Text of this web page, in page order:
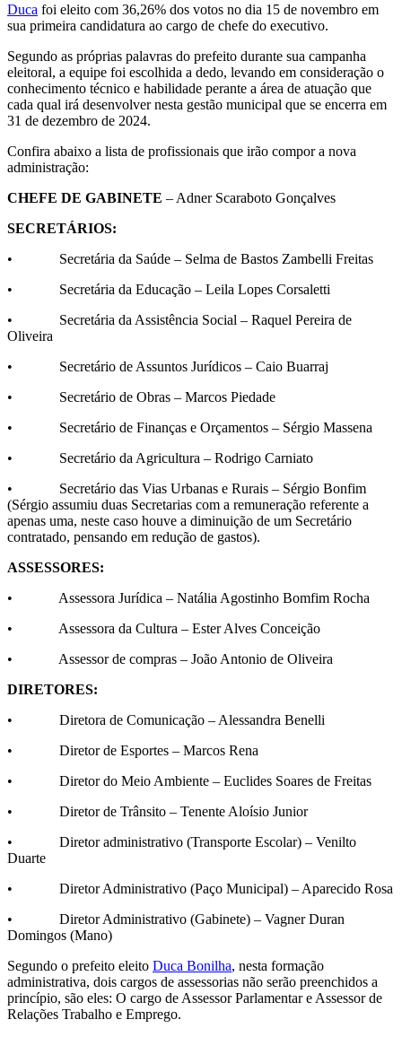
Duca foi eleito com 36,26% dos votos no dia 15 de novembro em
sua primeira candidatura ao cargo de chefe do executivo.
Segundo as próprias palavras do prefeito durante sua campanha
eleitoral, a equipe foi escolhida a dedo, levando em consideração o
conhecimento técnico e habilidade perante a área de atuação que
cada qual irá desenvolver nesta gestão municipal que se encerra em
31 de dezembro de 2024.
Confira abaixo a lista de profissionais que irão compor a nova
administração:
CHEFE DE GABINETE – Adner Scaraboto Gonçalves
SECRETÁRIOS:
• Secretária da Saúde – Selma de Bastos Zambelli Freitas
• Secretária da Educação – Leila Lopes Corsaletti
• Secretária da Assistência Social – Raquel Pereira de
Oliveira
• Secretário de Assuntos Jurídicos – Caio Buarraj
• Secretário de Obras – Marcos Piedade
• Secretário de Finanças e Orçamentos – Sérgio Massena
• Secretário da Agricultura – Rodrigo Carniato
• Secretário das Vias Urbanas e Rurais – Sérgio Bonfim
(Sérgio assumiu duas Secretarias com a remuneração referente a
apenas uma, neste caso houve a diminuição de um Secretário
contratado, pensando em redução de gastos).
ASSESSORES:
• Assessora Jurídica – Natália Agostinho Bomfim Rocha
• Assessora da Cultura – Ester Alves Conceição
• Assessor de compras – João Antonio de Oliveira
DIRETORES:
• Diretora de Comunicação – Alessandra Benelli
• Diretor de Esportes – Marcos Rena
• Diretor do Meio Ambiente – Euclides Soares de Freitas
• Diretor de Trânsito – Tenente Aloísio Junior
• Diretor administrativo (Transporte Escolar) – Venilto
Duarte
• Diretor Administrativo (Paço Municipal) – Aparecido Rosa
• Diretor Administrativo (Gabinete) – Vagner Duran
Domingos (Mano)
Segundo o prefeito eleito Duca Bonilha, nesta formação
administrativa, dois cargos de assessorias não serão preenchidos a
princípio, são eles: O cargo de Assessor Parlamentar e Assessor de
Relações Trabalho e Emprego.